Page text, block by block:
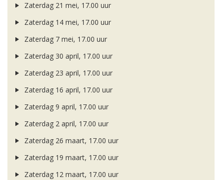
Zaterdag 21 mei, 17.00 uur
Zaterdag 14 mei, 17.00 uur
Zaterdag 7 mei, 17.00 uur
Zaterdag 30 april, 17.00 uur
Zaterdag 23 april, 17.00 uur
Zaterdag 16 april, 17.00 uur
Zaterdag 9 april, 17.00 uur
Zaterdag 2 april, 17.00 uur
Zaterdag 26 maart, 17.00 uur
Zaterdag 19 maart, 17.00 uur
Zaterdag 12 maart, 17.00 uur